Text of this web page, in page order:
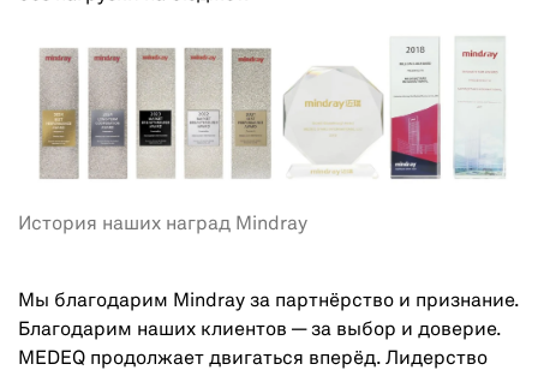
История наших наград Mindray
Мы благодарим Mindray за партнёрство и признание.
Благодарим наших клиентов — за выбор и доверие.
MEDEQ продолжает двигаться вперёд. Лидерство